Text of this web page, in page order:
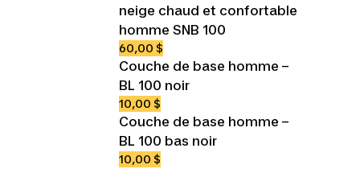
neige chaud et confortable
homme SNB 100
60,00 $
Couche de base homme –
BL 100 noir
10,00 $
Couche de base homme –
BL 100 bas noir
10,00 $